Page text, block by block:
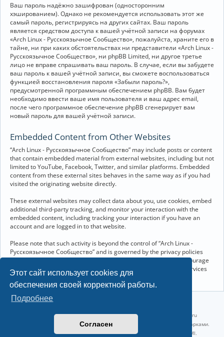
Этот сайт использует cookies для
обеспечения своей корректной работы.
Подробнее
Согласен
Ваш пароль надёжно зашифрован (односторонним
хэшированием). Однако не рекомендуется использовать этот же
самый пароль, регистрируясь на других сайтах. Ваш пароль
является средством доступа к вашей учётной записи на форумах
«Arch Linux - Русскоязычное Сообщество», пожалуйста, храните его в
тайне, ни при каких обстоятельствах ни представители «Arch Linux -
Русскоязычное Сообщество», ни phpBB Limited, ни другое третье
лицо не вправе спрашивать ваш пароль. В случае, если вы забудете
ваш пароль к вашей учётной записи, вы сможете воспользоваться
функцией восстановления пароля «Забыли пароль?»,
предусмотренной программным обеспечением phpBB. Вам будет
необходимо ввести ваше имя пользователя и ваш адрес email,
после чего программное обеспечение phpBB сгенерирует вам
новый пароль для вашей учётной записи.
Embedded Content from Other Websites
“Arch Linux - Русскоязычное Сообщество” may include posts or content
that contain embedded material from external websites, including but not
limited to YouTube, Facebook, Twitter, and similar platforms. Embedded
content from these external sites behaves in the same way as if you had
visited the originating website directly.
These external websites may collect data about you, use cookies, embed
additional third-party tracking, and monitor your interaction with the
embedded content, including tracking your interaction if you have an
account and are logged in to that website.
Please note that such activity is beyond the control of “Arch Linux -
Русскоязычное Сообщество” and is governed by the privacy policies
and terms of service of the respective external websites. We encourage
you to review the privacy and cookie policies of any third-party services
you interact with through embedded content.
Linux 6.18.40-1-lts x86_64 GNU/Linux 2026-07-26 08:48:12 |
vps reg.ru
Название и логотип Arch Linux ™ являются признанными торговыми марками.
Linux ® — зарегистрированная торговая марка Linus Torvalds и LMI.